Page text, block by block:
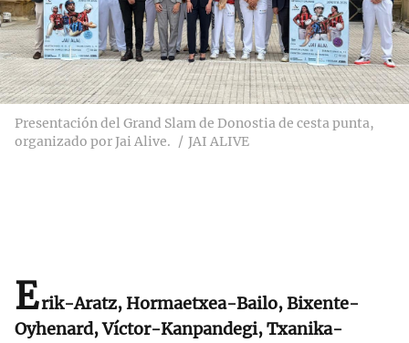
Presentación del Grand Slam de Donostia de cesta punta,
organizado por Jai Alive.
JAI ALIVE
Erik-Aratz, Hormaetxea-Bailo, Bixente-
Oyhenard, Víctor-Kanpandegi, Txanika-